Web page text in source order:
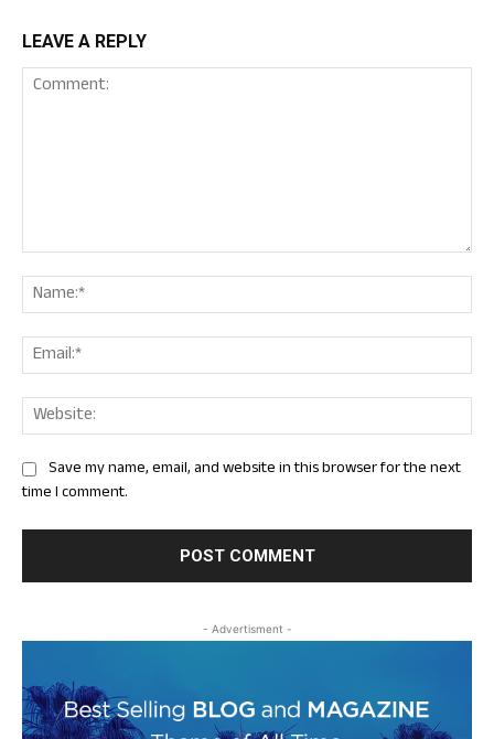
LEAVE A REPLY
Save my name, email, and website in this browser for the next
time I comment.
- Advertisment -